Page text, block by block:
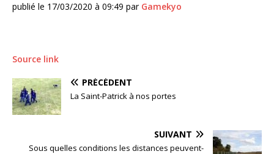
publié le 17/03/2020 à 09:49 par Gamekyo
Source link
PRÉCÉDENT
La Saint-Patrick à nos portes
SUIVANT
Sous quelles conditions les distances peuvent-